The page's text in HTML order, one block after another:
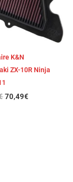
K&N
ZX-10R Ninja
70,49€